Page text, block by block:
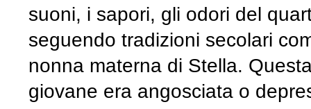
suoni, i sapori, gli odori del
seguendo tradizioni secolari
nonna materna di Stella.
giovane era angosciata o